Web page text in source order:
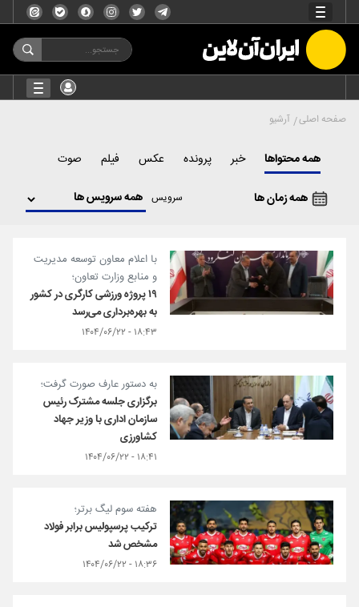
صفحه اصلی آرشیو
همه محتواها خبر پرونده عکس فیلم صوت
همه زمان ها سرویس
با اعلام معاون توسعه مدیریت
و منابع وزارت تعاون؛
۱۹ پروژه ورزشی کارگری در کشور
به بهره‌برداری می‌رسد
۱۸:۴۳ - ۱۴۰۴/۰۶/۲۲
به دستور عارف صورت گرفت؛
برگزاری جلسه مشترک رئیس
سازمان اداری با وزیر جهاد
کشاورزی
۱۸:۴۱ - ۱۴۰۴/۰۶/۲۲
هفته سوم لیگ برتر؛
ترکیب پرسپولیس برابر فولاد
مشخص شد
۱۸:۳۶ - ۱۴۰۴/۰۶/۲۲